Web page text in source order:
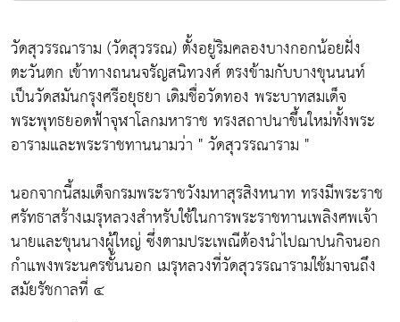
วัดสุวรรณาราม (วัดสุวรรณ) ตั้งอยู่ริมคลองบางกอกน้อยฝั่ง
ตะวันตก เข้าทางถนนจรัญสนิทวงศ์ ตรงข้ามกับบางขุนนนท์
เป็นวัดสมันกรุงศรีอยุธยา เดิมชื่อวัดทอง พระบาทสมเด็จ
พระพุทธยอดฟ้าจุฬาโลกมหาราช ทรงสถาปนาขึ้นใหม่ทั้งพระ
อารามและพระราชทานนามว่า " วัดสุวรรณาราม "
นอกจากนี้สมเด็จกรมพระราชวังมหาสุรสิงหนาท ทรงมีพระราช
ศรัทธาสร้างเมรุหลวงสำหรับใช้ในการพระราชทานเพลิงศพเจ้า
นายและขุนนางผู้ใหญ่ ซึ่งตามประเพณีต้องนำไปฌาปนกิจนอก
กำแพงพระนครชั้นนอก เมรุหลวงที่วัดสุวรรณารามใช้มาจนถึง
สมัยรัชกาลที่ ๔